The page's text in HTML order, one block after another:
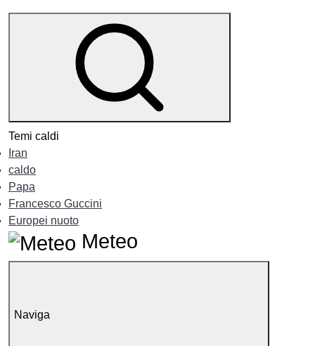
Temi caldi
Iran
caldo
Papa
Francesco Guccini
Europei nuoto
Meteo
Naviga